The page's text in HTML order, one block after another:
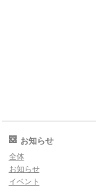
お知らせ
全体
お知らせ
イベント